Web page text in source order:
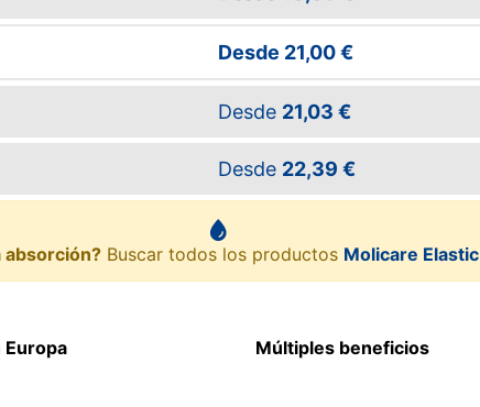
Desde 21,00 €
Desde 21,03 €
Desde 22,39 €
absorción?Buscar todos los productos Molicare Elastic
Europa Múltiples beneficios